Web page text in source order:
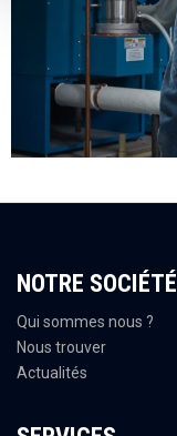
NOTRE SOCIÉTÉ
Qui sommes nous ?
Nous trouver
Actualités